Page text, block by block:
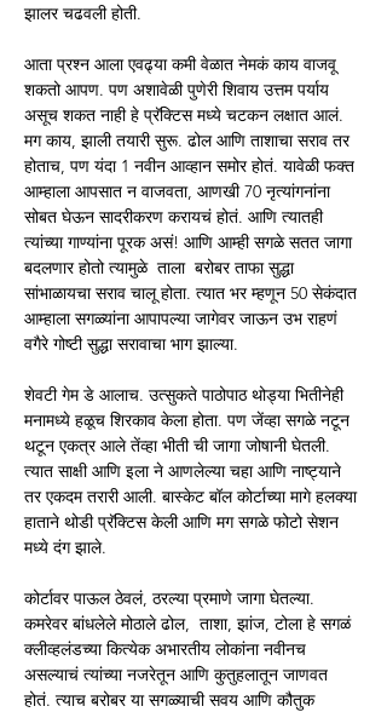
झालर चढवली होती.
आता प्रश्न आला एवढ्या कमी वेळात नेमकं काय वाजवू
शकतो आपण. पण अशावेळी पुणेरी शिवाय उत्तम पर्याय
असूच शकत नाही हे प्रॅक्टिस मध्ये चटकन लक्षात आलं.
मग काय, झाली तयारी सुरू. ढोल आणि ताशाचा सराव तर
होताच, पण यंदा 1 नवीन आव्हान समोर होतं. यावेळी फक्त
आम्हाला आपसात न वाजवता, आणखी 70 नृत्यांगनांना
सोबत घेऊन सादरीकरण करायचं होतं. आणि त्यातही
त्यांच्या गाण्यांना पूरक असं! आणि आम्ही सगळे सतत जागा
बदलणार होतो त्यामुळे  ताला  बरोबर ताफा सुद्धा
सांभाळायचा सराव चालू होता. त्यात भर म्हणून 50 सेकंदात
आम्हाला सगळ्यांना आपापल्या जागेवर जाऊन उभ राहणं
वगैरे गोष्टी सुद्धा सरावाचा भाग झाल्या.
शेवटी गेम डे आलाच. उत्सुकते पाठोपाठ थोड्या भितीनेही
मनामध्ये हळूच शिरकाव केला होता. पण जेंव्हा सगळे नटून
थटून एकत्र आले तेंव्हा भीती ची जागा जोषानी घेतली.
त्यात साक्षी आणि इला ने आणलेल्या चहा आणि नाष्ट्याने
तर एकदम तरारी आली. बास्केट बॉल कोर्टाच्या मागे हलक्या
हाताने थोडी प्रॅक्टिस केली आणि मग सगळे फोटो सेशन
मध्ये दंग झाले.
कोर्टावर पाऊल ठेवलं, ठरल्या प्रमाणे जागा घेतल्या.
कमरेवर बांधलेले मोठाले ढोल,  ताशा, झांज, टोला हे सगळं
क्लीव्हलंडच्या कित्येक अभारतीय लोकांना नवीनच
असल्याचं त्यांच्या नजरेतून आणि कुतुहलातून जाणवत
होतं. त्याच बरोबर या सगळ्याची सवय आणि कौतुक